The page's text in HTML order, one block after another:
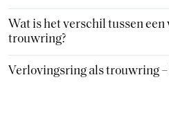
Wat is het verschil tussen
trouwring?
Verlovingsring als trouwring –